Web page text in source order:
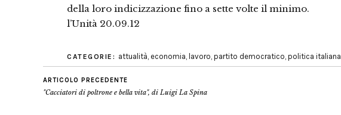
della loro indicizzazione fino a sette volte il minimo.
l’Unità 20.09.12
CATEGORIE: attualità, economia, lavoro, partito democratico, politica italiana
ARTICOLO PRECEDENTE
"Cacciatori di poltrone e bella vita", di Luigi La Spina